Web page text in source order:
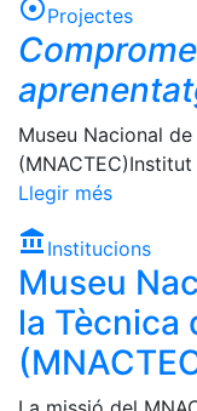
adjustProjectes
Museu Nacional
(MNACTEC)Institut
Llegir més
account_balance Institucions
Museu
la Tècnica